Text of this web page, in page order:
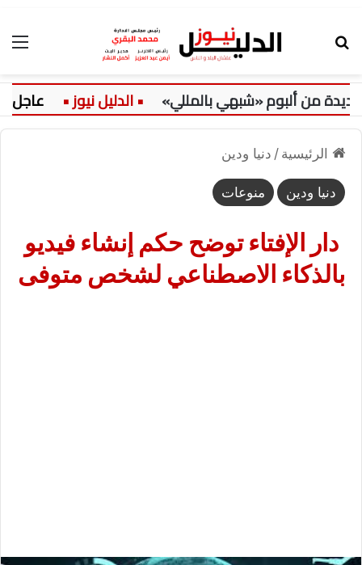
عاجل:
الرئيسية / دنيا ودين
دنيا ودين منوعات
دار الإفتاء توضح حكم إنشاء فيديو
بالذكاء الاصطناعي لشخص متوفى